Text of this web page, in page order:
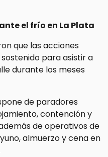
el frío en La Plata
que las acciones
para asistir a
durante los meses
de paradores
contención y
de operativos de
almuerzo y cena en